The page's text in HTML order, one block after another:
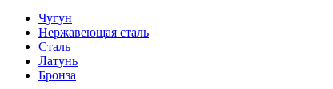
Чугун
Нержавеющая сталь
Сталь
Латунь
Бронза